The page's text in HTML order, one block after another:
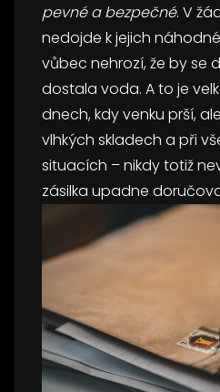
pevné a bezpečné. V
nedojde k jejich
vůbec nehrozí, že by se
dostala voda. A to je
dnech, kdy venku prší,
vlhkých skladech a při
situacích – nikdy totiž
zásilka upadne